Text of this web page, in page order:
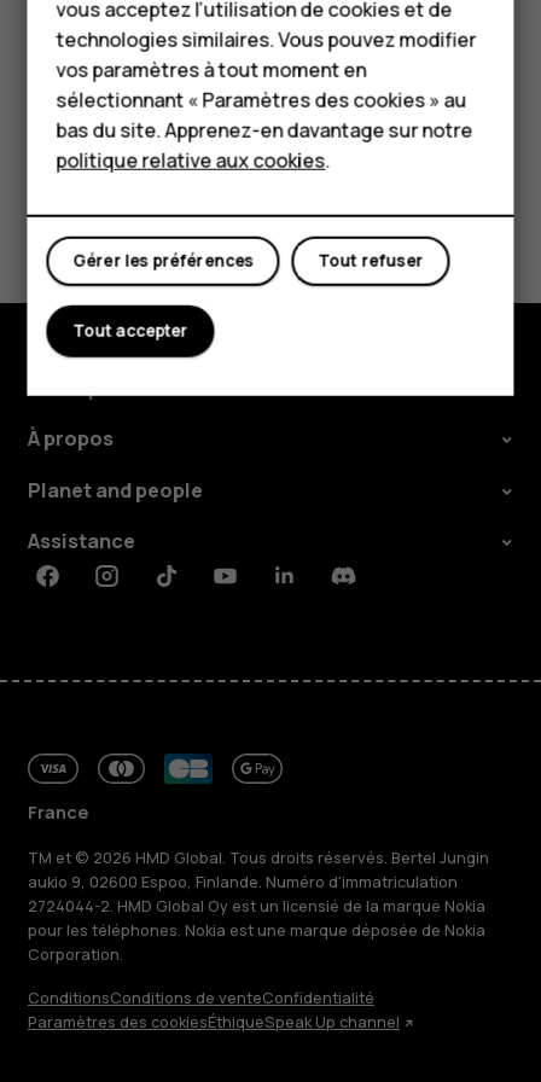
failed.
What
should
I
do?
Pour les entreprises
Tablettes
Boutique
Avez-vous trouvé cela utile?
Oui Non
À propos
Planet and people
Assistance
FacebookInstagramTiktokYoutubeLinkedinDiscord
France
TM et © 2026 HMD Global. Tous droits réservés. Bertel Jungin
aukio 9, 02600 Espoo, Finlande. Numéro d'immatriculation
2724044-2. HMD Global Oy est un licensié de la marque Nokia
pour les téléphones. Nokia est une marque déposée de Nokia
Corporation.
ConditionsConditions de venteConfidentialité
Paramètres des cookiesÉthiqueSpeak Up channel
vous acceptez l’utilisation de cookies et de
technologies similaires. Vous pouvez modifier
vos paramètres à tout moment en
sélectionnant « Paramètres des cookies » au
bas du site. Apprenez-en davantage sur notre
politique relative aux cookies.
Tout refuser
Gérer les préférences
Tout accepter